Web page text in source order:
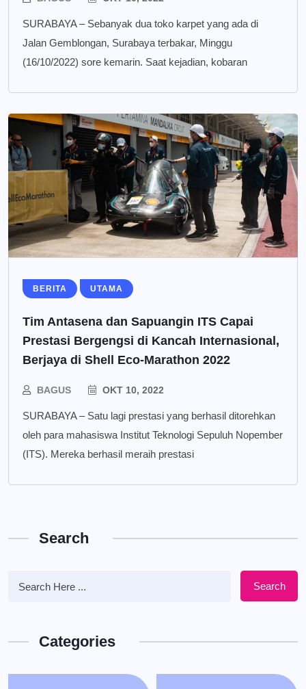
SURABAYA – Sebanyak dua toko karpet yang ada di
Jalan Gemblongan, Surabaya terbakar, Minggu
(16/10/2022) sore kemarin. Saat kejadian, kobaran
BERITA UTAMA
Tim Antasena dan Sapuangin ITS Capai
Prestasi Bergengsi di Kancah Internasional,
Berjaya di Shell Eco-Marathon 2022
BAGUS OKT 10, 2022
SURABAYA – Satu lagi prestasi yang berhasil ditorehkan
oleh para mahasiswa Institut Teknologi Sepuluh Nopember
(ITS). Mereka berhasil meraih prestasi
Search
Search
Categories